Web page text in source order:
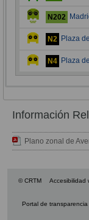
N202
N2 Plaza
N4 Plaza
Información
Plano zonal de
© CRTM Accesibilidad
Portal de transparencia